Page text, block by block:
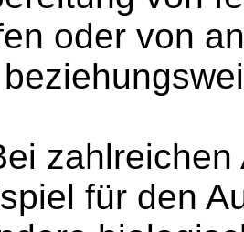
oder von
für den